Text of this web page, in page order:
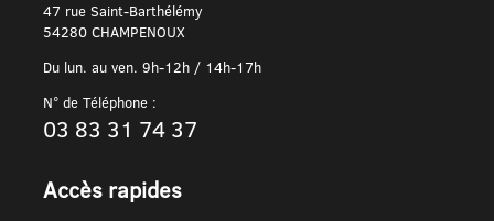
47 rue Saint-Barthélémy
54280 CHAMPENOUX
Du lun. au ven. 9h-12h / 14h-17h
N° de Téléphone :
03 83 31 74 37
Accès rapides